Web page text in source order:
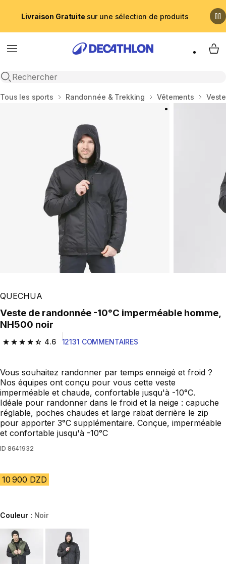
Livraison Gratuite sur une sélection de produits
Menu
Recherche ouverte
My
Accueil
Tous les sports Randonnée & Trekking Vêtements
QUECHUA
Veste de randonnée -10°C imperméable homme,
NH500 noir
4.6
4.6 out of 5 stars from 12131 reviews
12131 COMMENTAIRES
Vous souhaitez randonner par temps enneigé et froid ?
Nos équipes ont conçu pour vous cette veste
imperméable et chaude, confortable jusqu'à -10°C.
Idéale pour randonner dans le froid et la neige : capuche
réglable, poches chaudes et large rabat derrière le zip
pour apporter 3°C supplémentaire. Conçue, imperméable
et confortable jusqu'à -10°C
ID 8641932
10 900 DZD
Couleur : Noir
Choose a variant